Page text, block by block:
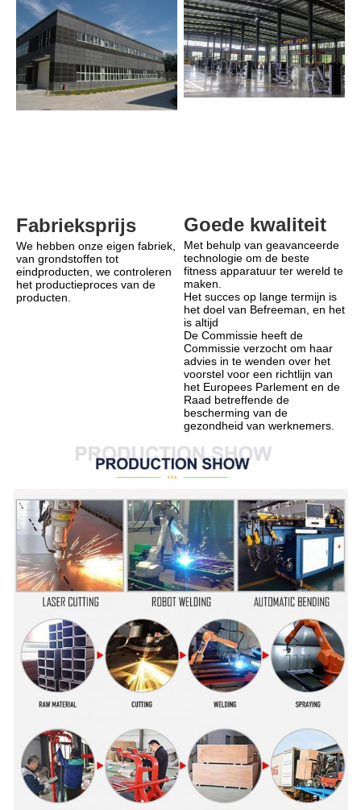
Fabrieksprijs
We hebben onze eigen fabriek,
van grondstoffen tot
eindproducten, we controleren
het productieproces van de
producten.
Goede kwaliteit
Met behulp van geavanceerde
technologie om de beste
fitness apparatuur ter wereld te
maken.
Het succes op lange termijn is
het doel van Befreeman, en het
is altijd
De Commissie heeft de
Commissie verzocht om haar
advies in te wenden over het
voorstel voor een richtlijn van
het Europees Parlement en de
Raad betreffende de
bescherming van de
gezondheid van werknemers.